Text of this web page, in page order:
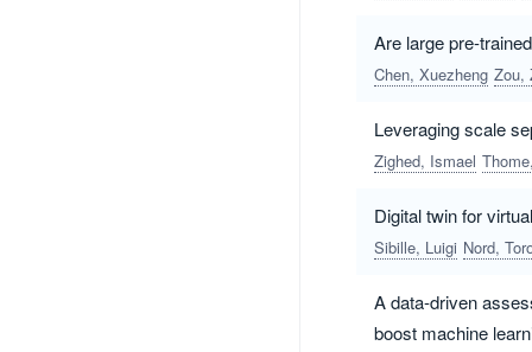
Are large pre-
Chen, Xuezheng Zou,
Leveraging scale
Zighed, Ismael
Digital twin for
Sibille, Luigi Nord,
A data-driven
boost machine